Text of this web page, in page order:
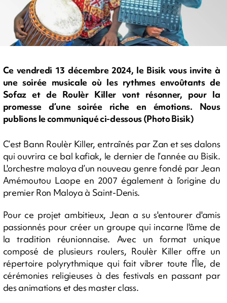
Ce vendredi 13 décembre 2024, le Bisik vous invite à
une soirée musicale où les rythmes envoûtants de
Sofaz et de Roulèr Killer vont résonner, pour la
promesse d’une soirée riche en émotions. Nous
publions le communiqué ci-dessous (Photo Bisik)
C’est Bann Roulèr Killer, entraînés par Zan et ses dalons
qui ouvrira ce bal kafiak, le dernier de l’année au Bisik.
L'orchestre maloya d’un nouveau genre fondé par Jean
Amémoutou Laope en 2007 également à l’origine du
premier Ron Maloya à Saint-Denis.
Pour ce projet ambitieux, Jean a su s'entourer d'amis
passionnés pour créer un groupe qui incarne l'âme de
la tradition réunionnaise. Avec un format unique
composé de plusieurs roulers, Roulèr Killer offre un
répertoire polyrythmique qui fait vibrer toute l'Île, de
cérémonies religieuses à des festivals en passant par
des animations et des master class.